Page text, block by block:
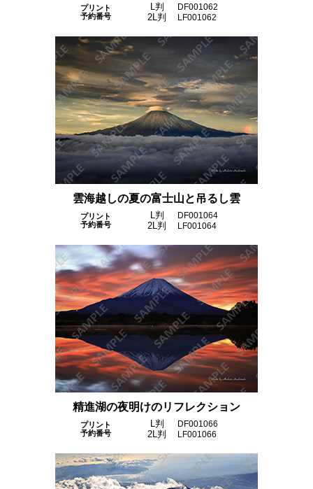
プリント
予約番号
L判 DF001062
2L判 LF001062
雲海越しの夏の富士山と吊るし雲
プリント
予約番号
L判 DF001064
2L判 LF001064
精進湖の夜明けのリフレクション
プリント
予約番号
L判 DF001066
2L判 LF001066